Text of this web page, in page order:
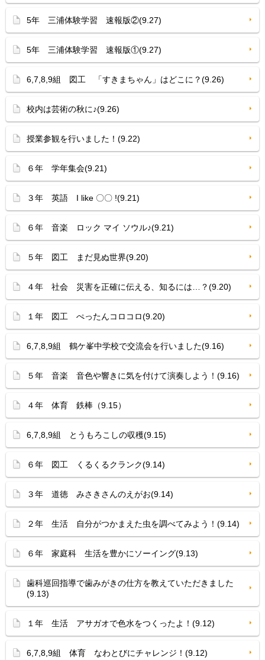
5年 三浦体験学習 速報版②(9.27)
5年 三浦体験学習 速報版①(9.27)
6,7,8,9組 図工 「すきまちゃん」はどこに？(9.26)
校内は芸術の秋に♪(9.26)
授業参観を行いました！(9.22)
６年 学年集会(9.21)
３年 英語 I like 〇〇 !(9.21)
６年 音楽 ロック マイ ソウル♪(9.21)
５年 図工 まだ見ぬ世界(9.20)
４年 社会 災害を正確に伝える、知るには…？(9.20)
１年 図工 ぺったんコロコロ(9.20)
6,7,8,9組 鶴ケ峯中学校で交流会を行いました(9.16)
５年 音楽 音色や響きに気を付けて演奏しよう！(9.16)
４年 体育 鉄棒（9.15）
6,7,8,9組 とうもろこしの収穫(9.15)
６年 図工 くるくるクランク(9.14)
３年 道徳 みさきさんのえがお(9.14)
２年 生活 自分がつかまえた虫を調べてみよう！(9.14)
６年 家庭科 生活を豊かにソーイング(9.13)
歯科巡回指導で歯みがきの仕方を教えていただきました
(9.13)
１年 生活 アサガオで色水をつくったよ！(9.12)
6,7,8,9組 体育 なわとびにチャレンジ！(9.12)